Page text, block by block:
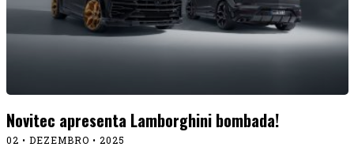
Novitec apresenta Lamborghini bombada!
02 • DEZEMBRO • 2025